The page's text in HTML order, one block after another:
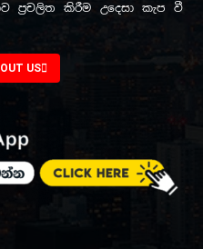
ප්‍රචලිත කිරීම උදෙසා කැප වී
US